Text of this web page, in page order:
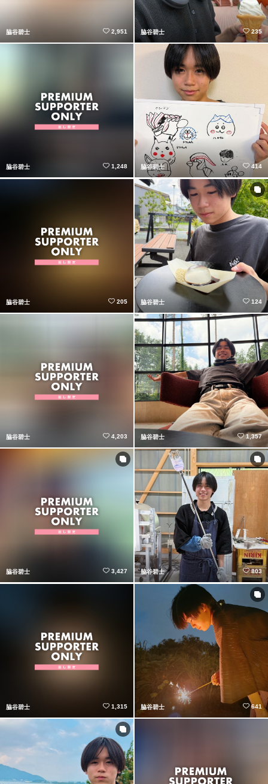
脇谷碧士 2,951 脇谷碧士 235
脇谷碧士 1,248 脇谷碧士 414
脇谷碧士 205 脇谷碧士 124
脇谷碧士 4,203 脇谷碧士 1,357
脇谷碧士 3,427 脇谷碧士 803
脇谷碧士 1,315 脇谷碧士 641